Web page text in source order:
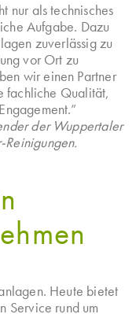
nur als technisches
Aufgabe. Dazu
zuverlässig zu
vor Ort zu
wir einen Partner
fachliche Qualität,
der Wuppertaler
Heute bietet
Service rund um